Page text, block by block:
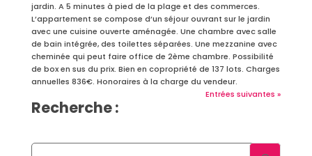
jardin. A 5 minutes à pied de la plage et des commerces.
L’appartement se compose d’un séjour ouvrant sur le jardin
avec une cuisine ouverte aménagée. Une chambre avec salle
de bain intégrée, des toilettes séparées. Une mezzanine avec
cheminée qui peut faire office de 2ème chambre. Possibilité
de box en sus du prix. Bien en copropriété de 137 lots. Charges
annuelles 836€. Honoraires à la charge du vendeur.
Entrées suivantes »
Recherche :